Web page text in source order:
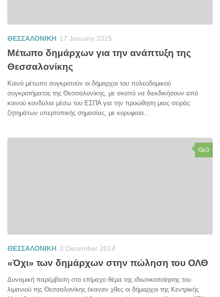
ΘΕΣΣΑΛΟΝΙΚΗ 17 January 2015
Μέτωπο δημάρχων για την ανάπτυξη της
Θεσσαλονίκης
Κοινό μέτωπο συγκροτούν οι δήμαρχοι του πολεοδομικού
συγκροτήματος της Θεσσαλονίκης, με σκοπό να διεκδικήσουν από
κοινού κονδύλια μέσω του ΕΣΠΑ για την προώθηση μιας σειράς
ζητημάτων υπερτοπικής σημασίας, με κορυφαία...
0
ΘΕΣΣΑΛΟΝΙΚΗ 3 December 2014
«Όχι» των δημάρχων στην πώληση του ΟΛΘ
Δυναμική παρέμβαση στο επίμαχο θέμα της ιδιωτικοποίησης του
λιμανιού της Θεσσαλονίκης έκαναν χθες οι δήμαρχοι της Κεντρικής